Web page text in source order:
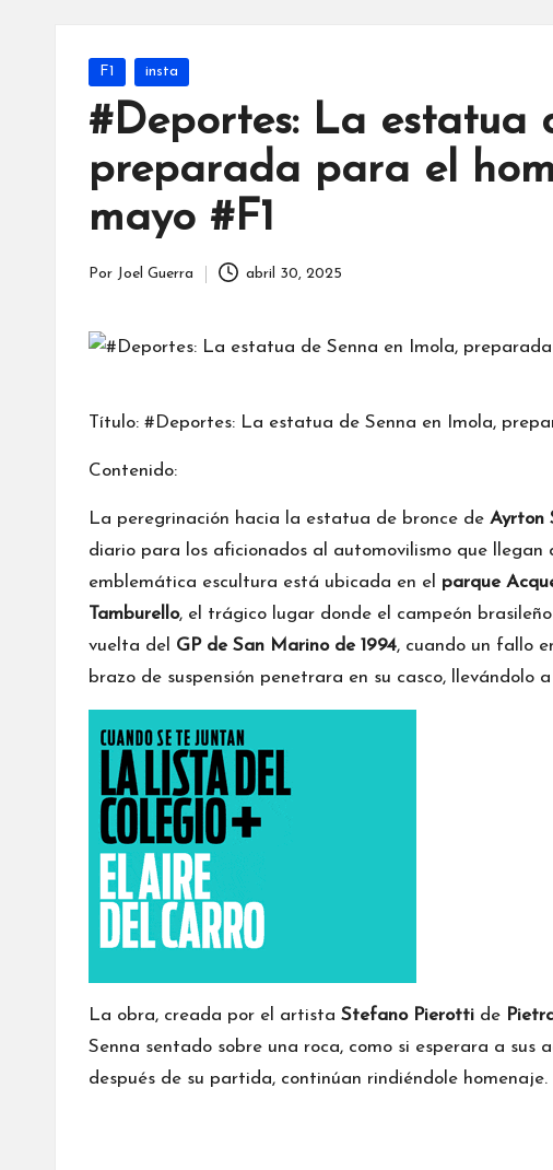
Publicada
F1 insta
#Deportes: La estatua
preparada para el
mayo #F1
Por Joel Guerra abril 30, 2025
Título: #Deportes: La estatua de Senna en Imola,
Contenido:
La peregrinación hacia la estatua de bronce de Ayrton
diario para los aficionados al automovilismo que llegan
emblemática escultura está ubicada en el parque
Tamburello, el trágico lugar donde el campeón
vuelta del GP de San Marino de 1994, cuando un fallo
brazo de suspensión penetrara en su casco, llevándolo
La obra, creada por el artista Stefano Pierotti de
Senna sentado sobre una roca, como si esperara a sus
después de su partida, continúan rindiéndole homenaje.